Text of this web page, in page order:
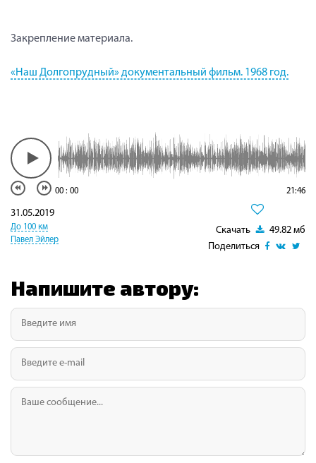
Закрепление материала.
«Наш Долгопрудный» документальный фильм. 1968 год.
00 : 00 21:46
Скачать
49.82 мб
Поделиться
31.05.2019
До 100 км
Павел Эйлер
Напишите автору: